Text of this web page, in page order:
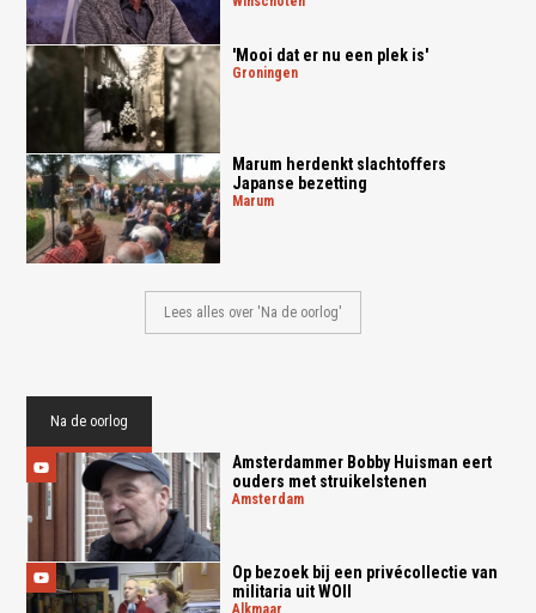
'Mooi dat er nu een plek is'
groningen
Marum herdenkt slachtoffers
Japanse bezetting
marum
Lees alles over 'Na de oorlog'
Na de oorlog
Amsterdammer Bobby Huisman eert
ouders met struikelstenen
amsterdam
Op bezoek bij een privécollectie van
militaria uit WOII
alkmaar